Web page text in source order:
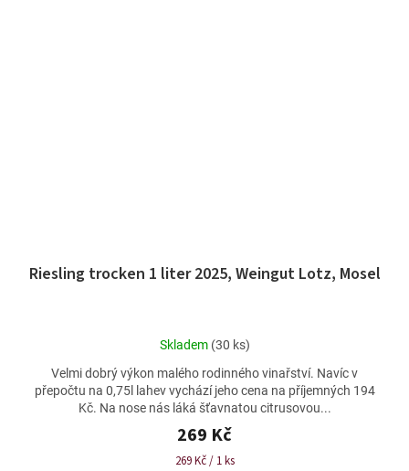
Riesling trocken 1 liter 2025, Weingut Lotz, Mosel
Průměrné
produktu
je
4,8
z
5
hvězdiček.
Skladem (30 ks)
269 Kč
Měrná
269 Kč / 1 ks
Velmi dobrý výkon malého rodinného vinařství. Navíc v
přepočtu na 0,75l lahev vychází jeho cena na příjemných 194
Kč. Na nose nás láká šťavnatou citrusovou...